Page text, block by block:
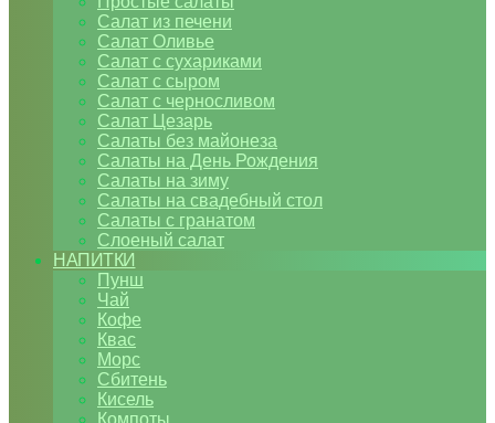
Салат из печени
Салат Оливье
Салат с сухариками
Салат с сыром
Салат с черносливом
Салат Цезарь
Салаты без майонеза
Салаты на День Рождения
Салаты на зиму
Салаты на свадебный стол
Салаты с гранатом
Слоеный салат
НАПИТКИ
Пунш
Чай
Кофе
Квас
Морс
Сбитень
Кисель
Компоты